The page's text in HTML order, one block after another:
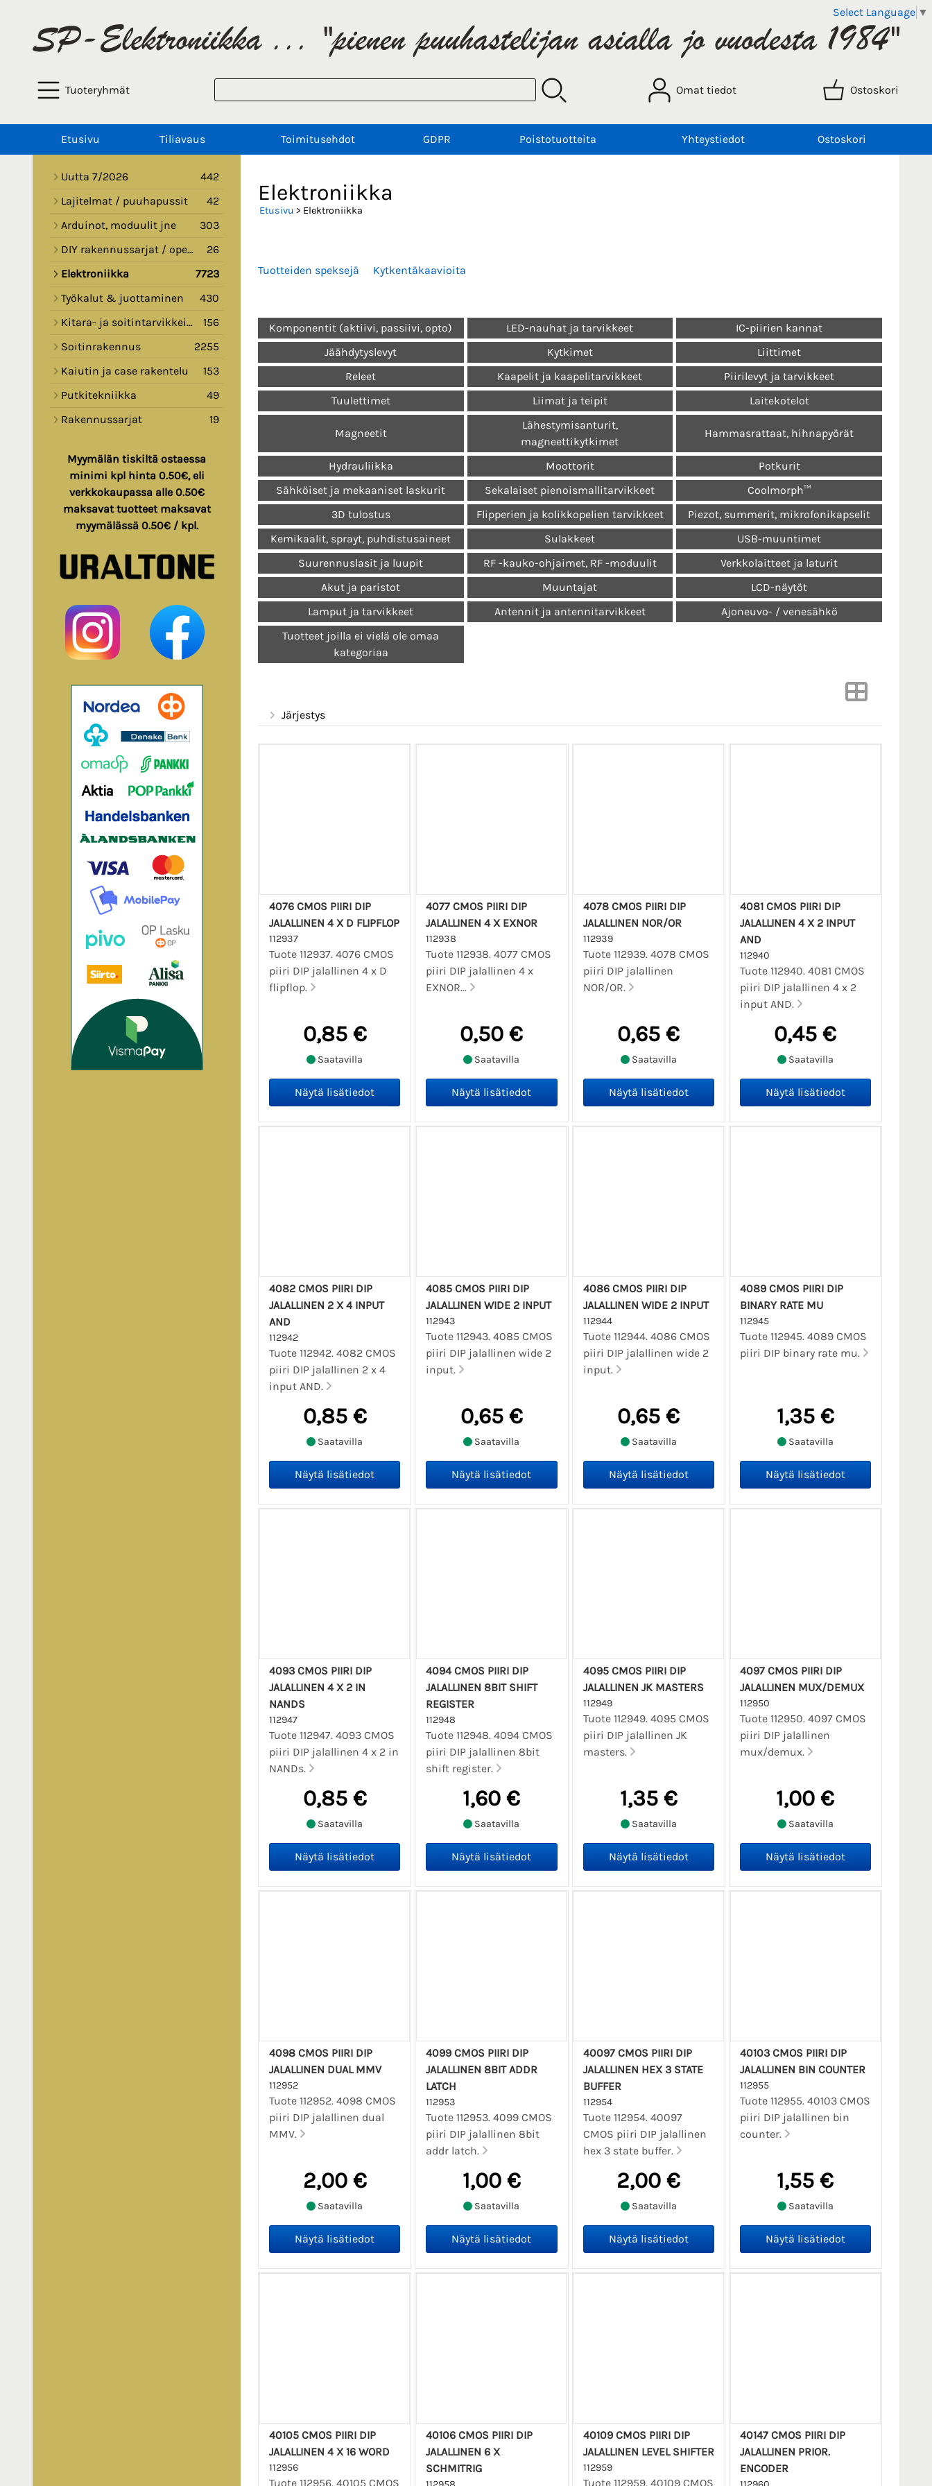
Select Language ▼
Tuoteryhmät Omat tiedot Ostoskori
Etusivu Tiliavaus Toimitusehdot GDPR Poistotuotteita Yhteystiedot Ostoskori
Uutta 7/2026
442
Lajitelmat / puuhapussit
42
Arduinot, moduulit jne
303
DIY rakennussarjat / opetussarjat
26
Elektroniikka
7723
Työkalut & juottaminen
430
Kitara- ja soitintarvikkeita
156
Soitinrakennus
2255
Kaiutin ja case rakentelu
153
Putkitekniikka
49
Rakennussarjat
19
Myymälän tiskiltä ostaessa
minimi kpl hinta 0.50€, eli
verkkokaupassa alle 0.50€
maksavat tuotteet maksavat
myymälässä 0.50€ / kpl.
Elektroniikka
Etusivu > Elektroniikka
Tuotteiden speksejä Kytkentäkaavioita
Komponentit (aktiivi, passiivi, opto) LED-nauhat ja tarvikkeet
IC-piirien kannat
Jäähdytyslevyt
Kytkimet
Liittimet
Releet
Kaapelit ja kaapelitarvikkeet
Piirilevyt ja tarvikkeet
Tuulettimet
Liimat ja teipit Laitekotelot
Magneetit
Lähestymisanturit,
magneettikytkimet
Hammasrattaat, hihnapyörät
Hydrauliikka Moottorit
Potkurit
Sähköiset ja mekaaniset laskurit
Sekalaiset pienoismallitarvikkeet
Coolmorph™
3D tulostus
Flipperien ja kolikkopelien tarvikkeet
Piezot, summerit, mikrofonikapselit
Kemikaalit, sprayt, puhdistusaineet
Sulakkeet
USB-muuntimet
Suurennuslasit ja luupit
RF -kauko-ohjaimet, RF -moduulit
Verkkolaitteet ja laturit
Akut ja paristot
Muuntajat
LCD-näytöt
Lamput ja tarvikkeet
Antennit ja antennitarvikkeet
Ajoneuvo- / venesähkö
Tuotteet joilla ei vielä ole omaa
kategoriaa
Järjestys
4076 CMOS PIIRI DIP
JALALLINEN 4 X D FLIPFLOP
112937
Tuote 112937. 4076 CMOS
piiri DIP jalallinen 4 x D
flipflop.
0,85 €
Saatavilla
4077 CMOS PIIRI DIP
JALALLINEN 4 X EXNOR
112938
Tuote 112938. 4077 CMOS
piiri DIP jalallinen 4 x
EXNOR...
0,50 €
Saatavilla
4078 CMOS PIIRI DIP
JALALLINEN NOR/OR
112939
Tuote 112939. 4078 CMOS
piiri DIP jalallinen
NOR/OR.
0,65 €
Saatavilla
4081 CMOS PIIRI DIP
JALALLINEN 4 X 2 INPUT
AND
112940
Tuote 112940. 4081 CMOS
piiri DIP jalallinen 4 x 2
input AND.
0,45 €
Saatavilla
4082 CMOS PIIRI DIP
JALALLINEN 2 X 4 INPUT
AND
112942
Tuote 112942. 4082 CMOS
piiri DIP jalallinen 2 x 4
input AND.
0,85 €
Saatavilla
4085 CMOS PIIRI DIP
JALALLINEN WIDE 2 INPUT
112943
Tuote 112943. 4085 CMOS
piiri DIP jalallinen wide 2
input.
0,65 €
Saatavilla
4086 CMOS PIIRI DIP
JALALLINEN WIDE 2 INPUT
112944
Tuote 112944. 4086 CMOS
piiri DIP jalallinen wide 2
input.
0,65 €
Saatavilla
4089 CMOS PIIRI DIP
BINARY RATE MU
112945
Tuote 112945. 4089 CMOS
piiri DIP binary rate mu.
1,35 €
Saatavilla
4093 CMOS PIIRI DIP
JALALLINEN 4 X 2 IN
NANDS
112947
Tuote 112947. 4093 CMOS
piiri DIP jalallinen 4 x 2 in
NANDs.
0,85 €
Saatavilla
4094 CMOS PIIRI DIP
JALALLINEN 8BIT SHIFT
REGISTER
112948
Tuote 112948. 4094 CMOS
piiri DIP jalallinen 8bit
shift register.
1,60 €
Saatavilla
4095 CMOS PIIRI DIP
JALALLINEN JK MASTERS
112949
Tuote 112949. 4095 CMOS
piiri DIP jalallinen JK
masters.
1,35 €
Saatavilla
4097 CMOS PIIRI DIP
JALALLINEN MUX/DEMUX
112950
Tuote 112950. 4097 CMOS
piiri DIP jalallinen
mux/demux.
1,00 €
Saatavilla
4098 CMOS PIIRI DIP
JALALLINEN DUAL MMV
112952
Tuote 112952. 4098 CMOS
piiri DIP jalallinen dual
MMV.
2,00 €
Saatavilla
4099 CMOS PIIRI DIP
JALALLINEN 8BIT ADDR
LATCH
112953
Tuote 112953. 4099 CMOS
piiri DIP jalallinen 8bit
addr latch.
1,00 €
Saatavilla
40097 CMOS PIIRI DIP
JALALLINEN HEX 3 STATE
BUFFER
112954
Tuote 112954. 40097
CMOS piiri DIP jalallinen
hex 3 state buffer.
2,00 €
Saatavilla
40103 CMOS PIIRI DIP
JALALLINEN BIN COUNTER
112955
Tuote 112955. 40103 CMOS
piiri DIP jalallinen bin
counter.
1,55 €
Saatavilla
40105 CMOS PIIRI DIP
JALALLINEN 4 X 16 WORD
112956
Tuote 112956. 40105 CMOS
40106 CMOS PIIRI DIP
JALALLINEN 6 X
SCHMITRIG
40109 CMOS PIIRI DIP
JALALLINEN LEVEL SHIFTER
112959
Tuote 112959. 40109 CMOS
40147 CMOS PIIRI DIP
JALALLINEN PRIOR.
ENCODER